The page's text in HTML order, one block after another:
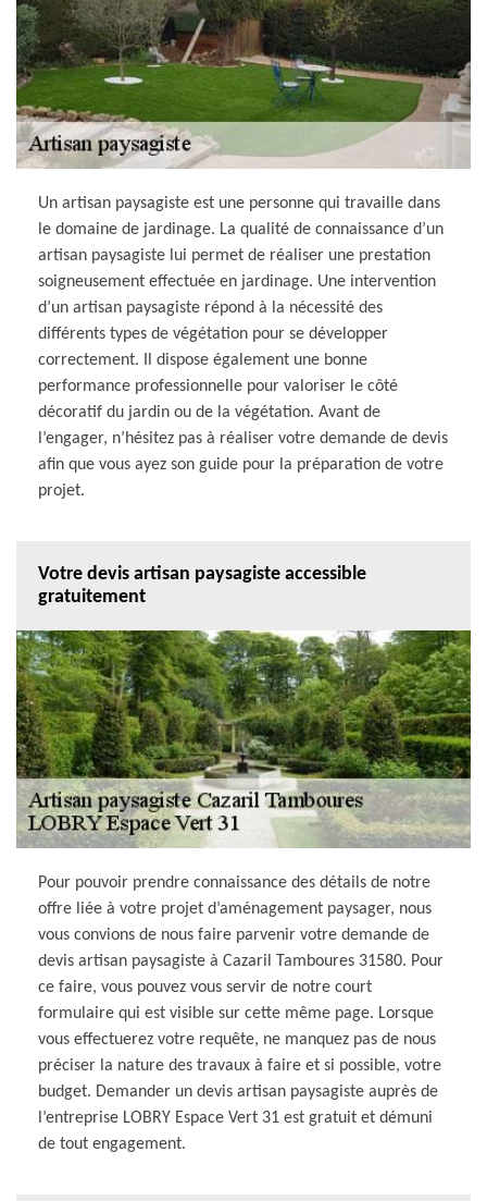
Un artisan paysagiste est une personne qui travaille dans
le domaine de jardinage. La qualité de connaissance d’un
artisan paysagiste lui permet de réaliser une prestation
soigneusement effectuée en jardinage. Une intervention
d’un artisan paysagiste répond à la nécessité des
différents types de végétation pour se développer
correctement. Il dispose également une bonne
performance professionnelle pour valoriser le côté
décoratif du jardin ou de la végétation. Avant de
l’engager, n’hésitez pas à réaliser votre demande de devis
afin que vous ayez son guide pour la préparation de votre
projet.
Votre devis artisan paysagiste accessible
gratuitement
Pour pouvoir prendre connaissance des détails de notre
offre liée à votre projet d’aménagement paysager, nous
vous convions de nous faire parvenir votre demande de
devis artisan paysagiste à Cazaril Tamboures 31580. Pour
ce faire, vous pouvez vous servir de notre court
formulaire qui est visible sur cette même page. Lorsque
vous effectuerez votre requête, ne manquez pas de nous
préciser la nature des travaux à faire et si possible, votre
budget. Demander un devis artisan paysagiste auprès de
l’entreprise LOBRY Espace Vert 31 est gratuit et démuni
de tout engagement.